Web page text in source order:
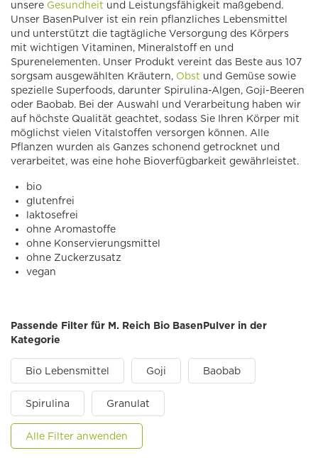
unsere Gesundheit und Leistungsfähigkeit maßgebend.
Unser BasenPulver ist ein rein pflanzliches Lebensmittel
und unterstützt die tagtägliche Versorgung des Körpers
mit wichtigen Vitaminen, Mineralstoff en und
Spurenelementen. Unser Produkt vereint das Beste aus 107
sorgsam ausgewählten Kräutern, Obst und Gemüse sowie
spezielle Superfoods, darunter Spirulina-Algen, Goji-Beeren
oder Baobab. Bei der Auswahl und Verarbeitung haben wir
auf höchste Qualität geachtet, sodass Sie Ihren Körper mit
möglichst vielen Vitalstoffen versorgen können. Alle
Pflanzen wurden als Ganzes schonend getrocknet und
verarbeitet, was eine hohe Bioverfügbarkeit gewährleistet.
bio
glutenfrei
laktosefrei
ohne Aromastoffe
ohne Konservierungsmittel
ohne Zuckerzusatz
vegan
Passende Filter für M. Reich Bio BasenPulver in der
Kategorie
Bio Lebensmittel Goji Baobab
Spirulina Granulat
Alle Filter anwenden